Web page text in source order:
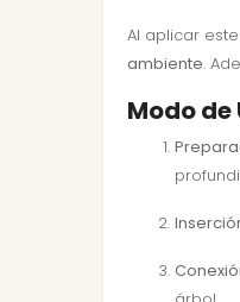
Al aplicar
ambiente.
Modo de